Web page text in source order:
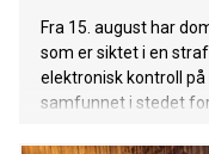
Fra 15. august har
som er siktet i en
elektronisk kontroll
samfunnet i stedet